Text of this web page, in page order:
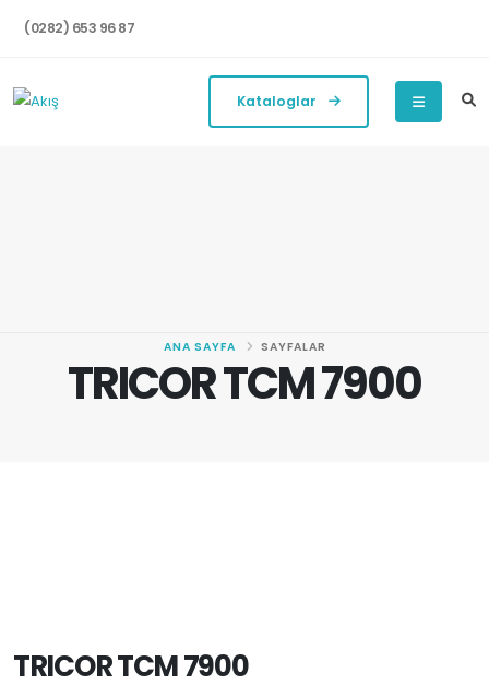
(0282) 653 96 87
Kataloglar
TRICOR TCM 7900
ANA SAYFA SAYFALAR
TRICOR TCM 7900